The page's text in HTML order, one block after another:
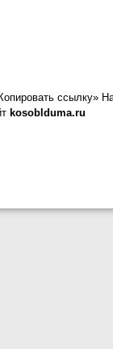
ссылку»
kosoblduma.ru